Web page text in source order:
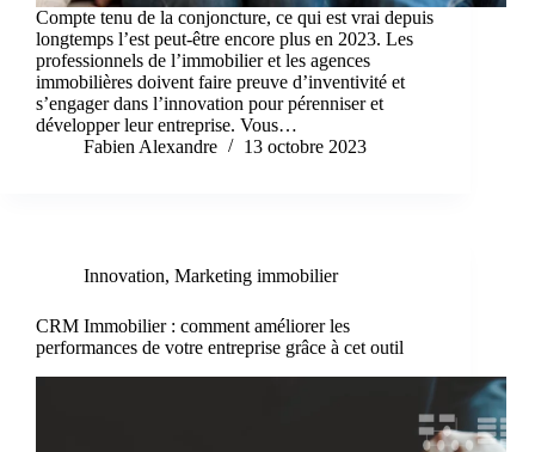
Compte tenu de la conjoncture, ce qui est vrai depuis
longtemps l’est peut-être encore plus en 2023. Les
professionnels de l’immobilier et les agences
immobilières doivent faire preuve d’inventivité et
s’engager dans l’innovation pour pérenniser et
développer leur entreprise. Vous…
Fabien Alexandre
13 octobre 2023
Innovation, Marketing immobilier
CRM Immobilier : comment améliorer les
performances de votre entreprise grâce à cet outil